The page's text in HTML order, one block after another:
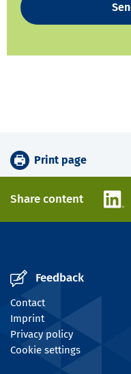
Print page
Share content
Feedback
Contact
Imprint
Privacy policy
Cookie settings